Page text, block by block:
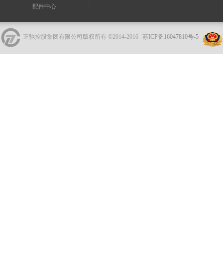
配件中心
正驰控股集团有限公司版权所有 ©2014-2016 苏ICP备16047810号-5